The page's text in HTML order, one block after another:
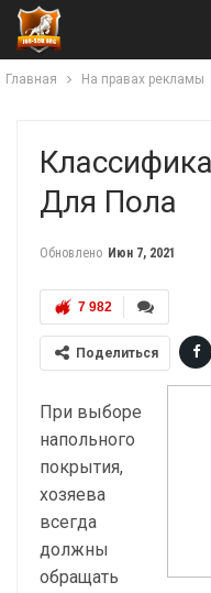
Главная На правах рекламы
Для Пола
Обновлено Июн 7, 2021
7 982
Поделиться
При выборе
напольного
покрытия,
хозяева
всегда
должны
обращать